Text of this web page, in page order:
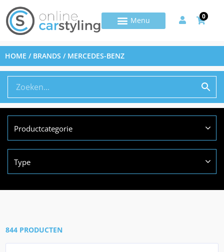
0
HOME / BRANDS / MERCEDES-BENZ
Productcategorie
Type
844 PRODUCTEN